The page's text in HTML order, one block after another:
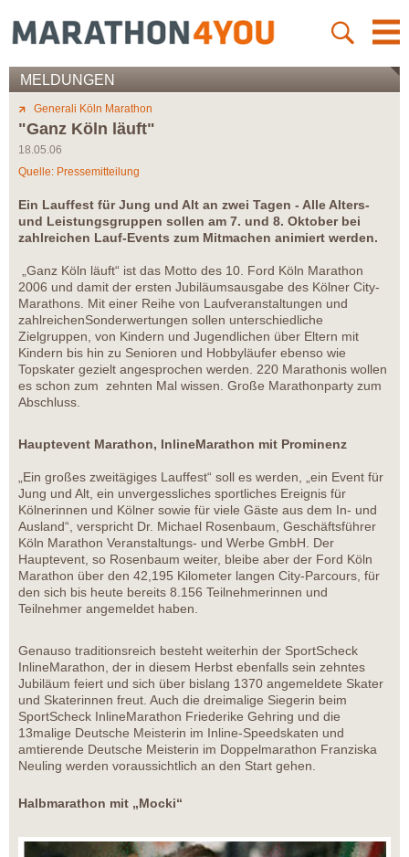
MELDUNGEN
Generali Köln Marathon
"Ganz Köln läuft"
18.05.06
Quelle: Pressemitteilung
Ein Lauffest für Jung und Alt an zwei Tagen - Alle Alters-
und Leistungsgruppen sollen am 7. und 8. Oktober bei
zahlreichen Lauf-Events zum Mitmachen animiert werden.
„Ganz Köln läuft“ ist das Motto des 10. Ford Köln Marathon
2006 und damit der ersten Jubiläumsausgabe des Kölner City-
Marathons. Mit einer Reihe von Laufveranstaltungen und
zahlreichenSonderwertungen sollen unterschiedliche
Zielgruppen, von Kindern und Jugendlichen über Eltern mit
Kindern bis hin zu Senioren und Hobbyläufer ebenso wie
Topskater gezielt angesprochen werden. 220 Marathonis wollen
es schon zum zehnten Mal wissen. Große Marathonparty zum
Abschluss.
Hauptevent Marathon, InlineMarathon mit Prominenz
„Ein großes zweitägiges Lauffest“ soll es werden, „ein Event für
Jung und Alt, ein unvergessliches sportliches Ereignis für
Kölnerinnen und Kölner sowie für viele Gäste aus dem In- und
Ausland“, verspricht Dr. Michael Rosenbaum, Geschäftsführer
Köln Marathon Veranstaltungs- und Werbe GmbH. Der
Hauptevent, so Rosenbaum weiter, bleibe aber der Ford Köln
Marathon über den 42,195 Kilometer langen City-Parcours, für
den sich bis heute bereits 8.156 Teilnehmerinnen und
Teilnehmer angemeldet haben.
Genauso traditionsreich besteht weiterhin der SportScheck
InlineMarathon, der in diesem Herbst ebenfalls sein zehntes
Jubiläum feiert und sich über bislang 1370 angemeldete Skater
und Skaterinnen freut. Auch die dreimalige Siegerin beim
SportScheck InlineMarathon Friederike Gehring und die
13malige Deutsche Meisterin im Inline-Speedskaten und
amtierende Deutsche Meisterin im Doppelmarathon Franziska
Neuling werden voraussichtlich an den Start gehen.
Halbmarathon mit „Mocki“